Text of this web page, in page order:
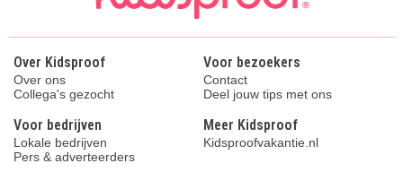
Over Kidsproof
Over ons
Collega's gezocht
Voor bezoekers
Contact
Deel jouw tips met ons
Voor bedrijven
Lokale bedrijven
Pers & adverteerders
Meer Kidsproof
Kidsproofvakantie.nl